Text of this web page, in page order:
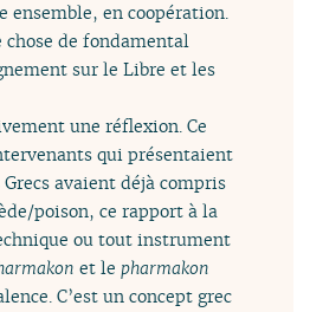
ensemble, en coopération.
chose de fondamental
sur le Libre et les
une réflexion. Ce
qui présentaient
Grecs avaient déjà compris
poison, ce rapport à la
ou tout instrument
et le pharmakon
C’est un concept grec